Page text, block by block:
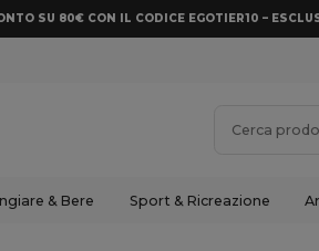
SU 80€ CON IL CODICE EGOTIER10 –
& Bere Sport & Ricreazione